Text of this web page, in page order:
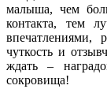
малыша, чем
контакта, тем
впечатлениями,
чуткость и
ждать –
сокровища!